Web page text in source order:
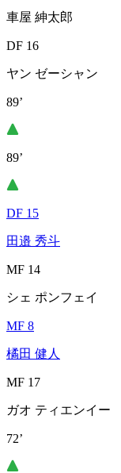
車屋 紳太郎
DF 16
ヤン ゼーシャン
89’
89’
DF 15
田邉 秀斗
MF 14
シェ ポンフェイ
MF 8
橘田 健人
MF 17
ガオ ティエンイー
72’